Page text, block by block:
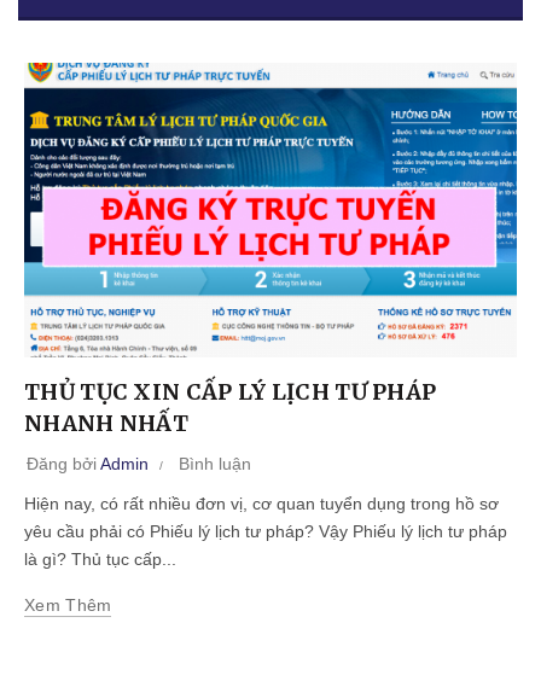
THỦ TỤC XIN CẤP LÝ LỊCH TƯ PHÁP
NHANH NHẤT
Đăng bởi Admin Bình luận
Hiện nay, có rất nhiều đơn vị, cơ quan tuyển dụng trong hồ sơ
yêu cầu phải có Phiếu lý lịch tư pháp? Vậy Phiếu lý lịch tư pháp
là gì? Thủ tục cấp...
Xem Thêm